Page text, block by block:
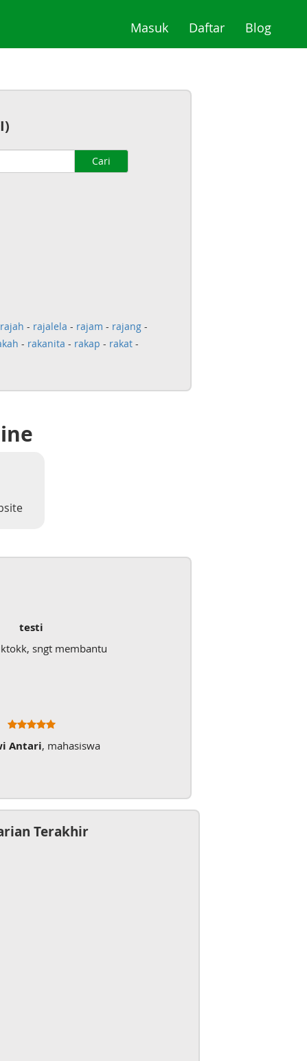
Masuk(current)
Daftar(current)
Blog
Cari
rajah - rajalela - rajam - rajang-
- rakanita - rakap - rakat-
testi
sngt membantu
Antari, mahasiswa
Terakhir